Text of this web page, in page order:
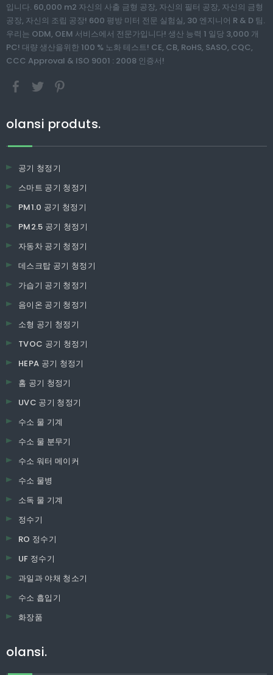
입니다. 60,000 m2 자신의 사출 금형 공장, 자신의 필터 공장, 자신의 금형
공장, 자신의 조립 공장! 600 평방 미터 전문 실험실, 30 엔지니어 R & D 팀.
우리는 ODM, OEM 서비스에서 전문가입니다! 생산 능력 1 일당 3,000 개
PC! 대량 생산을위한 100 % 노화 테스트! CE, CB, RoHS, SASO, CQC,
CCC Approval & ISO 9001 : 2008 인증서!
olansi produts.
공기 청정기
스마트 공기 청정기
PM1.0 공기 청정기
PM2.5 공기 청정기
자동차 공기 청정기
데스크탑 공기 청정기
가습기 공기 청정기
음이온 공기 청정기
소형 공기 청정기
TVOC 공기 청정기
HEPA 공기 청정기
홈 공기 청정기
UVC 공기 청정기
수소 물 기계
수소 물 분무기
수소 워터 메이커
수소 물병
소독 물 기계
정수기
RO 정수기
UF 정수기
과일과 야채 청소기
수소 흡입기
화장품
olansi.